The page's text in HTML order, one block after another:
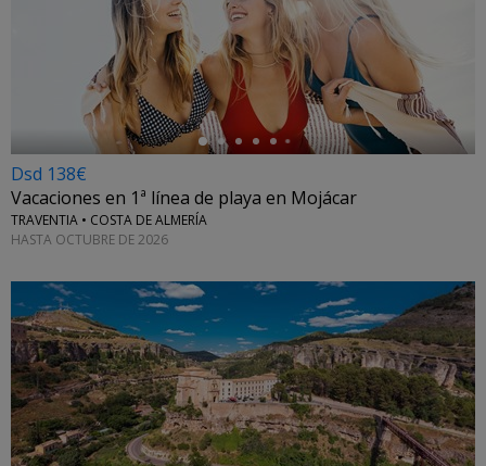
Dsd 138€
Vacaciones en 1ª línea de playa en Mojácar
TRAVENTIA • COSTA DE ALMERÍA
HASTA OCTUBRE DE 2026
←